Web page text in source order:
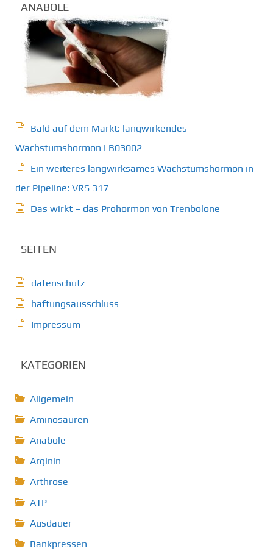
ANABOLE
Bald auf dem Markt: langwirkendes
Wachstumshormon LB03002
Ein weiteres langwirksames Wachstumshormon in
der Pipeline: VRS 317
Das wirkt – das Prohormon von Trenbolone
SEITEN
datenschutz
haftungsausschluss
Impressum
KATEGORIEN
Allgemein
Aminosäuren
Anabole
Arginin
Arthrose
ATP
Ausdauer
Bankpressen